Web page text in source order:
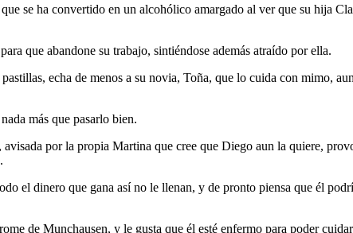
se ha convertido en un alcohólico amargado al ver que su hija
que abandone su trabajo, sintiéndose además atraído por ella.
echa de menos a su novia, Toña, que lo cuida con mimo,
más que pasarlo bien.
por la propia Martina que cree que Diego aun la quiere,
el dinero que gana así no le llenan, y de pronto piensa que él
de Munchausen, y le gusta que él esté enfermo para poder